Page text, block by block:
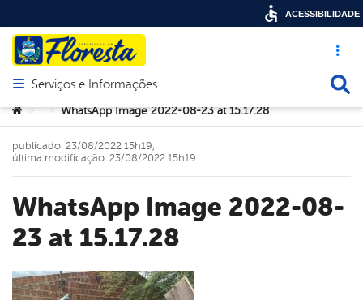
Acesso
Abrir menu principal de navegação
Serviços e Informações
Você está aqui:
> > WhatsApp Image 2022-08-23 at 15.17.28
WhatsApp Image 2022-08-
23 at 15.17.28
publicado: 23/08/2022 15h19,
última modificação: 23/08/2022 15h19
ACESSIBILIDADE